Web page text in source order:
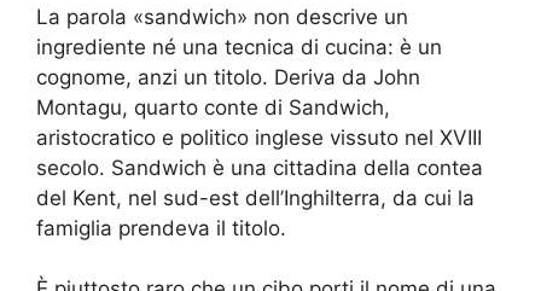
La parola «sandwich» non descrive un
ingrediente né una tecnica di cucina: è un
cognome, anzi un titolo. Deriva da John
Montagu, quarto conte di Sandwich,
aristocratico e politico inglese vissuto nel XVIII
secolo. Sandwich è una cittadina della contea
del Kent, nel sud-est dell’Inghilterra, da cui la
famiglia prendeva il titolo.